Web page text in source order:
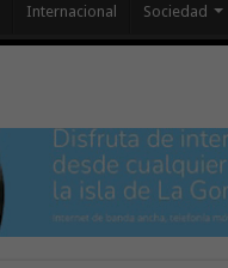
Internacional Sociedad